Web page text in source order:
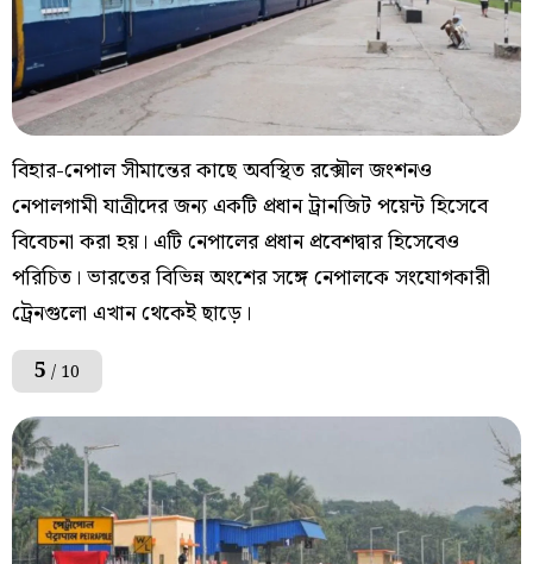
বিহার-নেপাল সীমান্তের কাছে অবস্থিত রক্সৌল জংশনও
নেপালগামী যাত্রীদের জন্য একটি প্রধান ট্রানজিট পয়েন্ট হিসেবে
বিবেচনা করা হয়। এটি নেপালের প্রধান প্রবেশদ্বার হিসেবেও
পরিচিত। ভারতের বিভিন্ন অংশের সঙ্গে নেপালকে সংযোগকারী
ট্রেনগুলো এখান থেকেই ছাড়ে।
5 / 10